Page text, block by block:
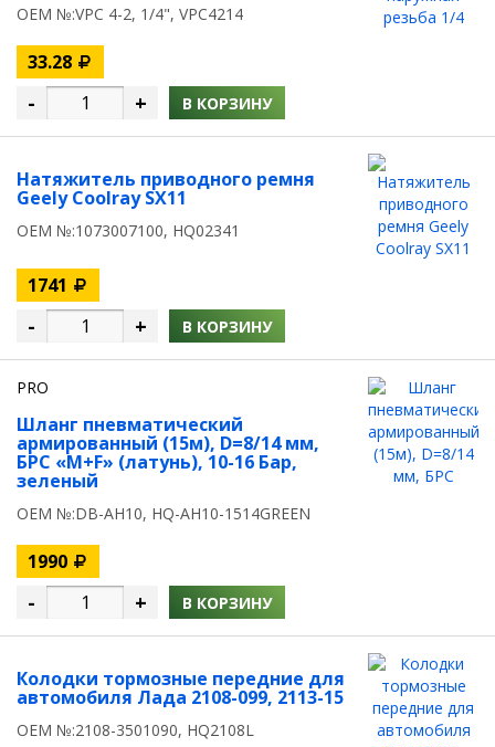
OEM №:VPC 4-2, 1/4", VPC4214
33.28
- + В КОРЗИНУ
Натяжитель приводного ремня
Geely Coolray SX11
OEM №:1073007100, HQ02341
1741
- + В КОРЗИНУ
PRO
Шланг пневматический
армированный (15м), D=8/14 мм,
БРС «M+F» (латунь), 10-16 Бар,
зеленый
OEM №:DB-AH10, HQ-AH10-1514GREEN
1990
- + В КОРЗИНУ
Колодки тормозные передние для
автомобиля Лада 2108-099, 2113-15
OEM №:2108-3501090, HQ2108L